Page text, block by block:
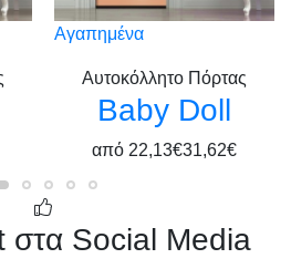
Αγαπημένα
Αυτοκόλλητο Πόρτας
Baby Doll
από 22,13€31,62€
στα Social Media